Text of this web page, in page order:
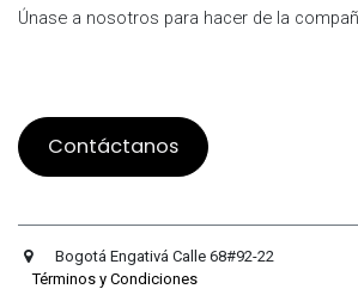
Únase a nosotros para hacer de la
Contáctanos
Bogotá Engativá
Términos y Condiciones